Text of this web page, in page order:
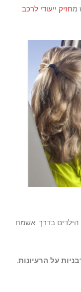
מחזיק ייעודי לרכב
הילדים בדרך. אשמח
על הרעיונות.